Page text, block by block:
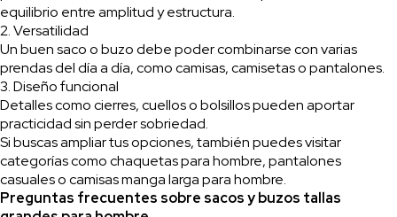
equilibrio entre amplitud y estructura.
2. Versatilidad
Un buen saco o buzo debe poder combinarse con varias
prendas del día a día, como camisas, camisetas o pantalones.
3. Diseño funcional
Detalles como cierres, cuellos o bolsillos pueden aportar
practicidad sin perder sobriedad.
Si buscas ampliar tus opciones, también puedes visitar
categorías como chaquetas para hombre, pantalones
casuales o camisas manga larga para hombre.
Preguntas frecuentes sobre sacos y buzos tallas